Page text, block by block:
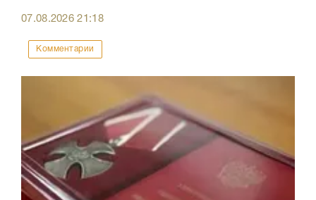
07.08.202621:18
Комментарии